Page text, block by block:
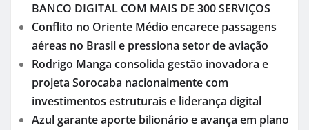
BANCO DIGITAL COM MAIS DE 300 SERVIÇOS
Conflito no Oriente Médio encarece passagens
aéreas no Brasil e pressiona setor de aviação
Rodrigo Manga consolida gestão inovadora e
projeta Sorocaba nacionalmente com
investimentos estruturais e liderança digital
Azul garante aporte bilionário e avança em plano